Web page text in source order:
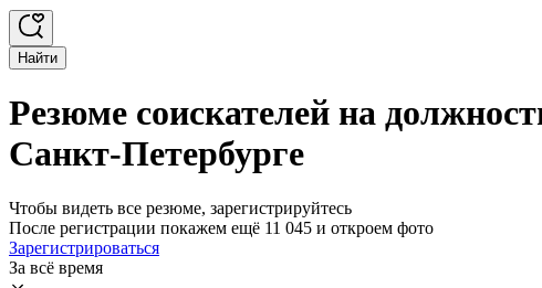
Найти
Резюме соискателей на
Санкт-Петербурге
Чтобы видеть все резюме, зарегистрируйтесь
После регистрации покажем ещё 11 045 и откроем фото
Зарегистрироваться
За всё время